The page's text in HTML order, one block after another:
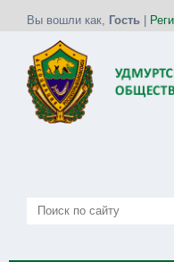
Вы вошли как, Гость